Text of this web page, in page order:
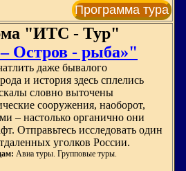
Программа тура
"ИТС - Тур"
Остров - рыба»"
даже бывалого
и история здесь сплелись
словно выточены
сооружения, наоборот,
– настолько органично они
Отправьтесь исследовать один
уголков России.
Авиа туры. Групповые туры.